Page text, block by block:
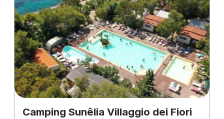
Camping Sunêlia Villaggio dei Fiori